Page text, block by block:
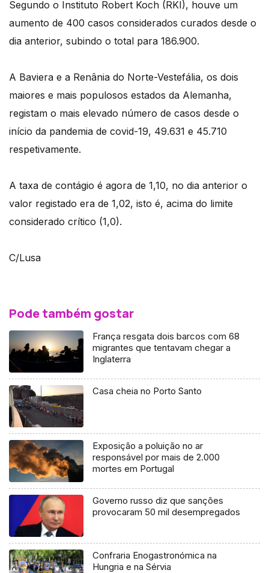
Segundo o Instituto Robert Koch (RKI), houve um
aumento de 400 casos considerados curados desde o
dia anterior, subindo o total para 186.900.
A Baviera e a Renânia do Norte-Vestefália, os dois
maiores e mais populosos estados da Alemanha,
registam o mais elevado número de casos desde o
início da pandemia de covid-19, 49.631 e 45.710
respetivamente.
A taxa de contágio é agora de 1,10, no dia anterior o
valor registado era de 1,02, isto é, acima do limite
considerado crítico (1,0).
C/Lusa
Pode também gostar
França resgata dois barcos com 68
migrantes que tentavam chegar a
Inglaterra
Casa cheia no Porto Santo
Exposição a poluição no ar
responsável por mais de 2.000
mortes em Portugal
Governo russo diz que sanções
provocaram 50 mil desempregados
Confraria Enogastronómica na
Hungria e na Sérvia